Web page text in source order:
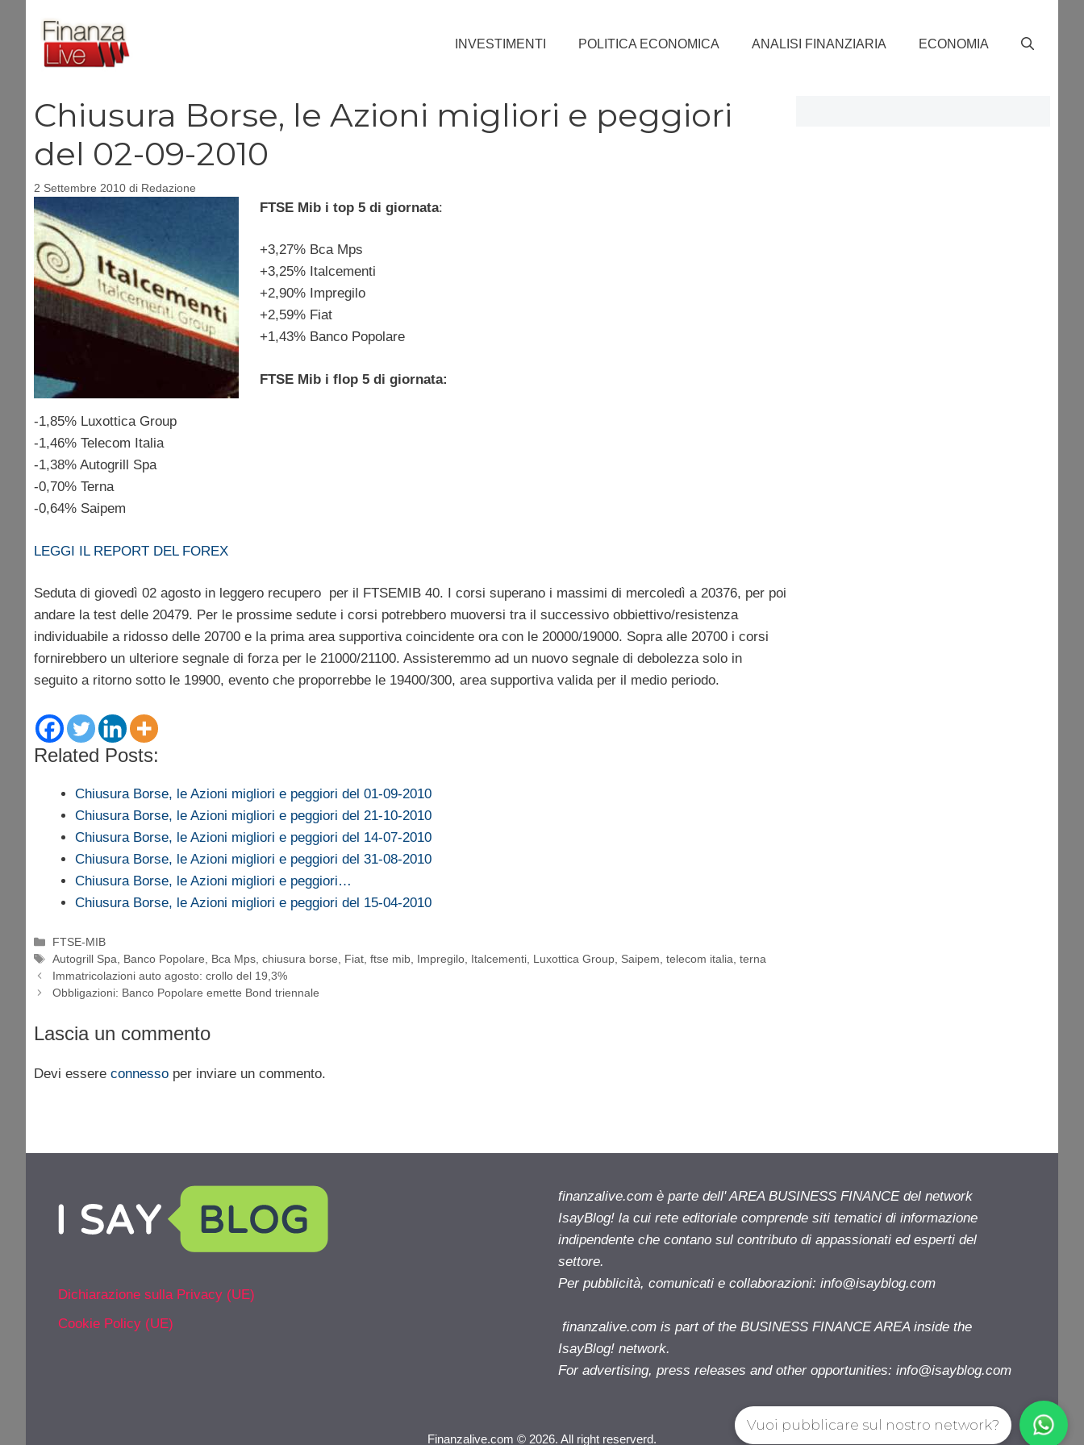
contenuto
INVESTIMENTI POLITICA ECONOMICA ANALISI FINANZIARIA ECONOMIA
Chiusura Borse, le Azioni migliori e peggiori
del 02-09-2010
2 Settembre 2010 di Redazione
FTSE Mib i top 5 di giornata:
+3,27% Bca Mps
+3,25% Italcementi
+2,90% Impregilo
+2,59% Fiat
+1,43% Banco Popolare
FTSE Mib i flop 5 di giornata:
-1,85% Luxottica Group
-1,46% Telecom Italia
-1,38% Autogrill Spa
-0,70% Terna
-0,64% Saipem
LEGGI IL REPORT DEL FOREX
Seduta di giovedì 02 agosto in leggero recupero per il FTSEMIB 40. I corsi superano i massimi di mercoledì a 20376, per poi
andare la test delle 20479. Per le prossime sedute i corsi potrebbero muoversi tra il successivo obbiettivo/resistenza
individuabile a ridosso delle 20700 e la prima area supportiva coincidente ora con le 20000/19000. Sopra alle 20700 i corsi
fornirebbero un ulteriore segnale di forza per le 21000/21100. Assisteremmo ad un nuovo segnale di debolezza solo in
seguito a ritorno sotto le 19900, evento che proporrebbe le 19400/300, area supportiva valida per il medio periodo.
Related Posts:
Chiusura Borse, le Azioni migliori e peggiori del 01-09-2010
Chiusura Borse, le Azioni migliori e peggiori del 21-10-2010
Chiusura Borse, le Azioni migliori e peggiori del 14-07-2010
Chiusura Borse, le Azioni migliori e peggiori del 31-08-2010
Chiusura Borse, le Azioni migliori e peggiori…
Chiusura Borse, le Azioni migliori e peggiori del 15-04-2010
Categorie
FTSE-MIB
Tag
Autogrill Spa Banco Popolare Bca Mps ,chiusura borse Fiat ,ftse mib Impregilo Italcementi Luxottica Group Saipem ,telecom italia ,terna
Immatricolazioni auto agosto: crollo del 19,3%
Obbligazioni: Banco Popolare emette Bond triennale
Lascia un commento
Devi essere connesso per inviare un commento.
Dichiarazione sulla Privacy (UE)
Cookie Policy (UE)
finanzalive.com è parte dell' AREA BUSINESS FINANCE del network
IsayBlog! la cui rete editoriale comprende siti tematici di informazione
indipendente che contano sul contributo di appassionati ed esperti del
settore.
Per pubblicità, comunicati e collaborazioni: info@isayblog.com
finanzalive.com is part of the BUSINESS FINANCE AREA inside the
IsayBlog! network.
For advertising, press releases and other opportunities: info@isayblog.com
Finanzalive.com © 2026. All right reserverd.
Vuoi pubblicare sul nostro network?